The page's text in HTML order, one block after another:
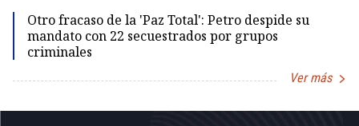
Otro fracaso de la 'Paz Total': Petro despide su
mandato con 22 secuestrados por grupos
criminales
Ver más